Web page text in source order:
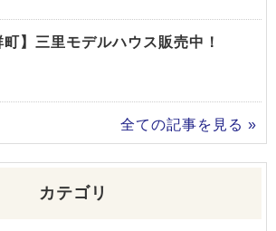
町】三里モデルハウス販売中！
全ての記事を見る »
カテゴリ